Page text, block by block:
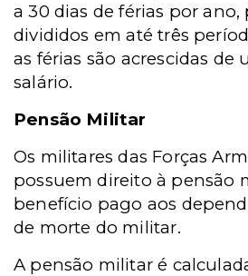
a 30 dias de férias por
divididos em até três
as férias são acrescidas de
salário.
Pensão Militar
Os militares das Forças
possuem direito à pensão
benefício pago aos
de morte do militar.
A pensão militar é